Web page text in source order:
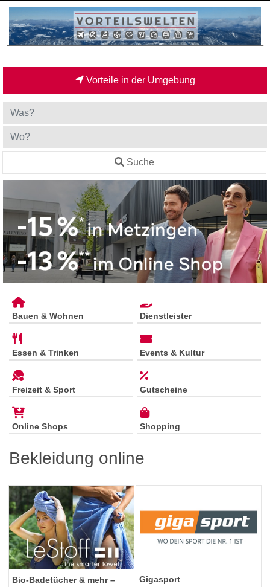
Vorteile in der Umgebung
Suche
Bauen & Wohnen Dienstleister
Essen & Trinken Events & Kultur
Freizeit & Sport Gutscheine
Online Shops Shopping
Bekleidung online
Bio-Badetücher & mehr –
Gigasport